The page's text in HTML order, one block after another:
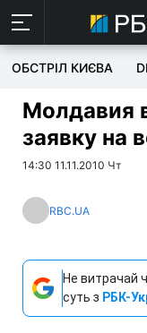
ОБСТРІЛ КИЄВА
Молдавия
заявку на
14:30 11.11.2010 Чт
RBC.UA
Не витрачай
суть з РБК-